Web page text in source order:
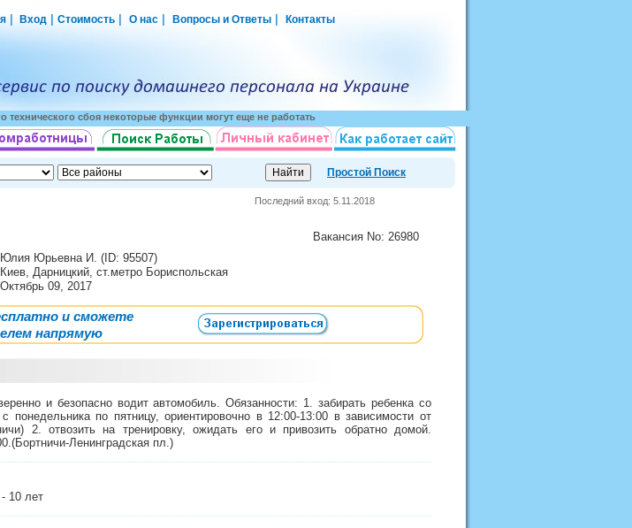
Вход Стоимость О нас Вопросы и Ответы Контакты
технического сбоя некоторые функции могут еще не работать
Простой Поиск
Последний вход: 5.11.2018
Вакансия No: 26980
Юлия Юрьевна И. (ID: 95507)
Киев, Дарницкий, ст.метро Бориспольская
Октябрь 09, 2017
и сможете
напрямую
и безопасно водит автомобиль. Обязанности: 1. забирать ребенка со
понедельника по пятницу, ориентировочно в 12:00-13:00 в зависимости от
2. отвозить на тренировку, ожидать его и привозить обратно домой.
Ленинградская пл.)
10 лет